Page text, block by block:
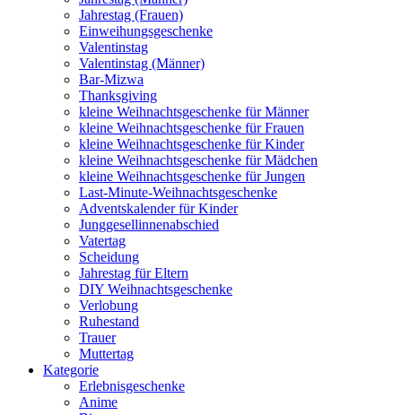
Jahrestag (Frauen)
Einweihungsgeschenke
Valentinstag
Valentinstag (Männer)
Bar-Mizwa
Thanksgiving
kleine Weihnachtsgeschenke für Männer
kleine Weihnachtsgeschenke für Frauen
kleine Weihnachtsgeschenke für Kinder
kleine Weihnachtsgeschenke für Mädchen
kleine Weihnachtsgeschenke für Jungen
Last-Minute-Weihnachtsgeschenke
Adventskalender für Kinder
Junggesellinnenabschied
Vatertag
Scheidung
Jahrestag für Eltern
DIY Weihnachtsgeschenke
Verlobung
Ruhestand
Trauer
Muttertag
Kategorie
Erlebnisgeschenke
Anime